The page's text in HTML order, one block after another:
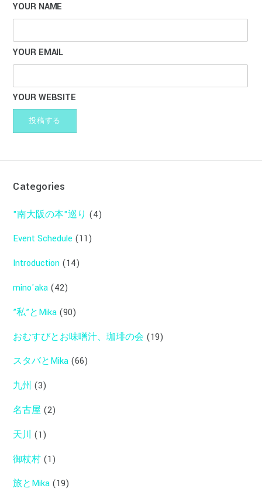
YOUR NAME
YOUR EMAIL
YOUR WEBSITE
Categories
"南大阪の本"巡り (4)
Event Schedule (11)
Introduction (14)
mino'aka (42)
”私”とMika (90)
おむすびとお味噌汁、珈琲の会 (19)
スタバとMika (66)
九州 (3)
名古屋 (2)
天川 (1)
御杖村 (1)
旅とMika (19)